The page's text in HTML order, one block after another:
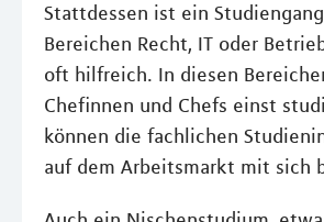
Stattdessen ist ein
Bereichen Recht, IT oder
oft hilfreich. In diesen
Chefinnen und Chefs einst
können die fachlichen
auf dem Arbeitsmarkt mit sich